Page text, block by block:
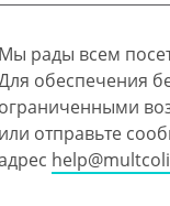
рады всем
обеспечения
отправьте